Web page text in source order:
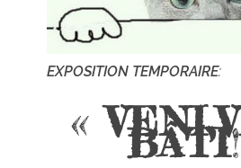
EXPOSITION TEMPORAIRE:
« BÂTI